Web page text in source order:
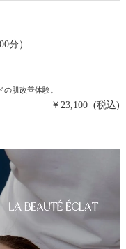
分）
肌改善体験。
￥23,100 (税込)